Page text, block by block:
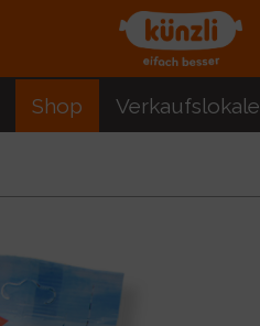
Shop Verkaufslokale